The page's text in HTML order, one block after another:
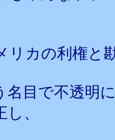
リカの利権と
名目で不透明
、